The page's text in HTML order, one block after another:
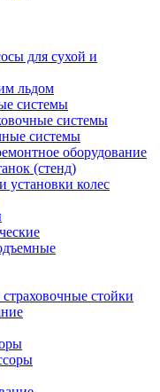
для сухой и
льдом
системы
системы
системы
оборудование
(стенд)
установки колес
стойки